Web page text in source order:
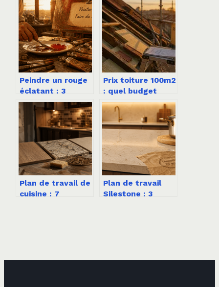
Peindre un rouge
éclatant : 3
techniques pour
éviter le marron
et le rose
Prix toiture 100m2
: quel budget
prévoir pour vos
travaux de
rénovation ?
Plan de travail de
cuisine : 7
Plan de travail
Silestone : 3